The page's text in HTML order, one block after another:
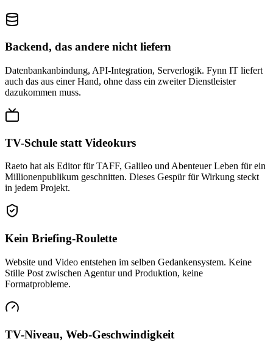
Backend, das andere nicht liefern
Datenbankanbindung, API-Integration, Serverlogik. Fynn IT liefert
auch das aus einer Hand, ohne dass ein zweiter Dienstleister
dazukommen muss.
TV-Schule statt Videokurs
Raeto hat als Editor für TAFF, Galileo und Abenteuer Leben für ein
Millionenpublikum geschnitten. Dieses Gespür für Wirkung steckt
in jedem Projekt.
Kein Briefing-Roulette
Website und Video entstehen im selben Gedankensystem. Keine
Stille Post zwischen Agentur und Produktion, keine
Formatprobleme.
TV-Niveau, Web-Geschwindigkeit